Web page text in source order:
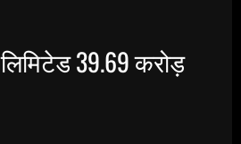
39.69 करोड़